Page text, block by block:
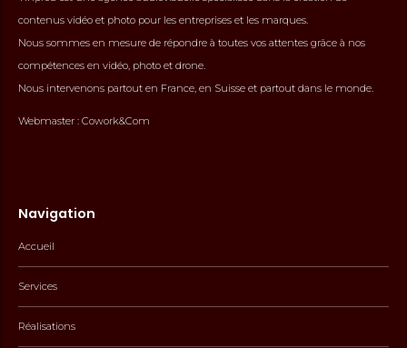
contenus vidéo et photo pour les entreprises et les marques.
Nous sommes en mesure de répondre à toutes vos attentes grâce à nos
compétences en vidéo, photo et drone.
Nous intervenons partout en France, en Suisse et partout dans le monde.
Webmaster : Cowork&Com
Navigation
Accueil
Services
Réalisations